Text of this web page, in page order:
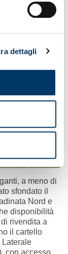
dettagli
che verrà
cantiere dai
a meno di
sfondato il
Nord e
disponibilità
rivendita a
il cartello
Laterale
con accesso